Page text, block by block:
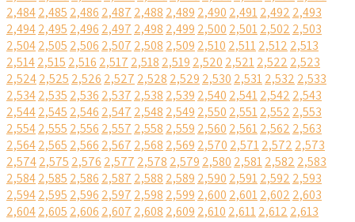
2,4842,485 2,486 2,487 2,488 2,489 2,490 2,4912,492 2,493
2,4942,495 2,496 2,497 2,498 2,499 2,500 2,5012,502 2,503
2,5042,505 2,506 2,507 2,508 2,509 2,510 2,5112,512 2,513
2,5142,515 2,516 2,517 2,518 2,519 2,520 2,5212,522 2,523
2,5242,525 2,526 2,527 2,528 2,529 2,530 2,5312,532 2,533
2,5342,535 2,536 2,537 2,538 2,539 2,540 2,5412,542 2,543
2,5442,545 2,546 2,547 2,548 2,549 2,550 2,5512,552 2,553
2,5542,555 2,556 2,557 2,558 2,559 2,560 2,5612,562 2,563
2,5642,565 2,566 2,567 2,568 2,569 2,570 2,5712,572 2,573
2,5742,575 2,576 2,577 2,578 2,579 2,580 2,5812,582 2,583
2,5842,585 2,586 2,587 2,588 2,589 2,590 2,5912,592 2,593
2,5942,595 2,596 2,597 2,598 2,599 2,600 2,6012,602 2,603
2,6042,605 2,606 2,607 2,608 2,609 2,610 2,6112,612 2,613